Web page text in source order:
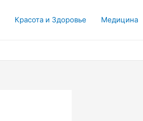
Красота и Здоровье Медицина